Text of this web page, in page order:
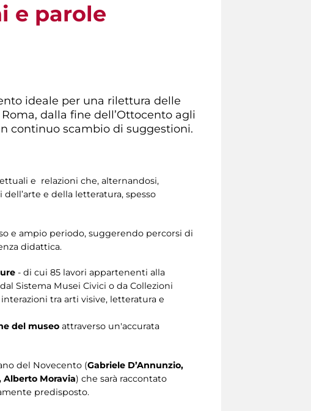
e parole
ideale per una rilettura delle
dalla fine dell’Ottocento agli
continuo scambio di suggestioni.
e relazioni che, alternandosi,
e della letteratura, spesso
e ampio periodo, suggerendo percorsi di
didattica.
- di cui 85 lavori appartenenti alla
Sistema Musei Civici o da Collezioni
tra arti visive, letteratura e
del museo attraverso un'accurata
del Novecento (Gabriele D’Annunzio,
Alberto Moravia) che sarà raccontato
predisposto.